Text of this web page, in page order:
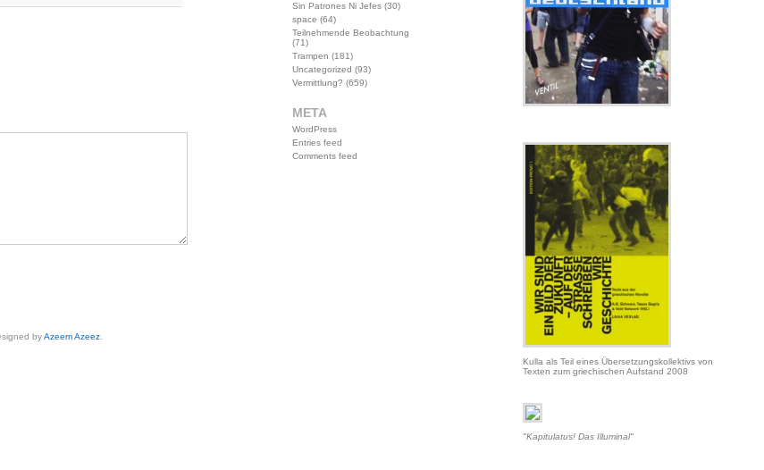
byAzeem Azeez
Sin Patrones Ni Jefes(30)
space (64)
Teilnehmende Beobachtung
(71)
Trampen (181)
Uncategorized (93)
Vermittlung? (659)
META
WordPress
Entries feed
Comments feed
Kulla als Teil eines Übersetzungskollektivs von
Texten zum griechischen Aufstand 2008
"Kapitulatus! Das Illuminal"